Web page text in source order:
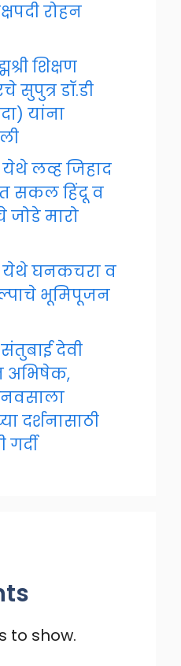
रोहन
शिक्षण
सुपुत्र डॉ.डी
यांना
येथे लव्ह जिहाद
सकल हिंदू व
जोडे मारो
येथे घनकचरा व
भूमिपूजन
देवी
अभिषेक,
नवसाला
दर्शनासाठी
to show.